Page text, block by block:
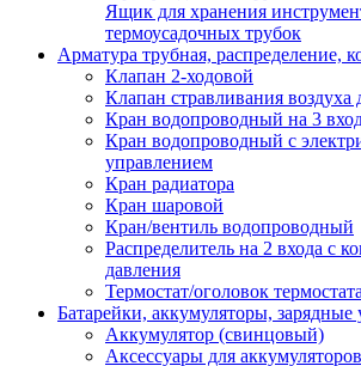
Ящик для хранения
термоусадочных трубок
Арматура трубная, распределение,
Клапан 2-ходовой
Клапан стравливания воздуха
Кран водопроводный на 3
Кран водопроводный с
управлением
Кран радиатора
Кран шаровой
Кран/вентиль водопроводный
Распределитель на 2 входа с
давления
Термостат/оголовок
Батарейки, аккумуляторы, зарядные
Аккумулятор (свинцовый)
Аксессуары для